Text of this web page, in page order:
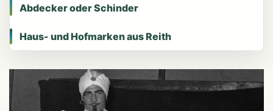
Abdecker oder Schinder
Haus- und Hofmarken aus Reith